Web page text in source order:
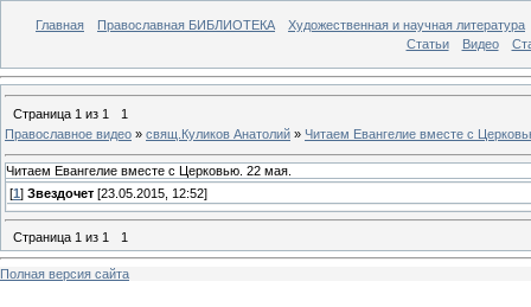
Главная Православная БИБЛИОТЕКА
Художественная и научная литература
Статьи
Видео
Страница 1 из 1
1
Православное видео » свящ.Куликов Анатолий » Читаем Евангелие вместе с
Читаем Евангелие вместе с Церковью. 22 мая.
[1 ] Звездочет [23.05.2015, 12:52]
Страница 1 из 1 1
Полная версия сайта